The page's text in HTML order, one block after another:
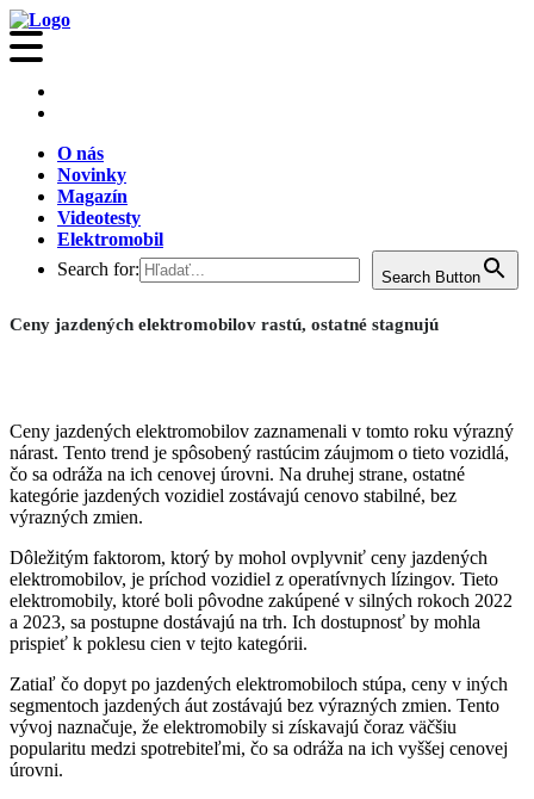
O nás
Novinky
Magazín
Videotesty
Elektromobil
Search for:
Search Button
Ceny jazdených elektromobilov rastú, ostatné stagnujú
Ceny jazdených elektromobilov zaznamenali v tomto roku výrazný
nárast. Tento trend je spôsobený rastúcim záujmom o tieto vozidlá,
čo sa odráža na ich cenovej úrovni. Na druhej strane, ostatné
kategórie jazdených vozidiel zostávajú cenovo stabilné, bez
výrazných zmien.
Dôležitým faktorom, ktorý by mohol ovplyvniť ceny jazdených
elektromobilov, je príchod vozidiel z operatívnych lízingov. Tieto
elektromobily, ktoré boli pôvodne zakúpené v silných rokoch 2022
a 2023, sa postupne dostávajú na trh. Ich dostupnosť by mohla
prispieť k poklesu cien v tejto kategórii.
Zatiaľ čo dopyt po jazdených elektromobiloch stúpa, ceny v iných
segmentoch jazdených áut zostávajú bez výrazných zmien. Tento
vývoj naznačuje, že elektromobily si získavajú čoraz väčšiu
popularitu medzi spotrebiteľmi, čo sa odráža na ich vyššej cenovej
úrovni.